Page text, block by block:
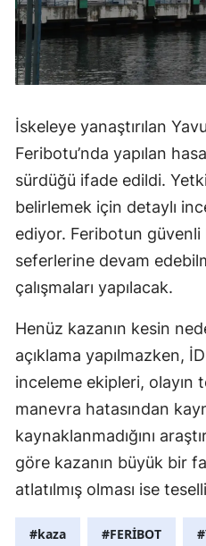
İskeleye yanaştırılan
Feribotu’nda yapılan
sürdüğü ifade edildi.
belirlemek için detaylı
ediyor. Feribotun
seferlerine devam
çalışmaları yapılacak.
Henüz kazanın kesin
açıklama yapılmazken,
inceleme ekipleri, olayın
manevra hatasından
kaynaklanmadığını
göre kazanın büyük bir
atlatılmış olması ise
#kaza #FERİBOT